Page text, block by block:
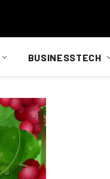
BUSINESSTECH